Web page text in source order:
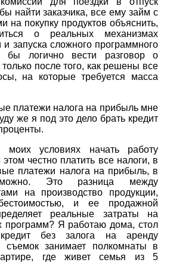
найти заказчика, все ему займ с
на покупку продуктов объяснить,
о реальных механизмах
и запуска сложного программного
бы логично вести разговор о
после того, как решены все
на которые требуется масса
платежи налога на прибыль мне
же я под это дело брать кредит
моих условиях начать работу
честно платить все налоги, в
платежи налога на прибыль, в
Это разница между
на производство продукции,
и ее продажной
реальные затраты на
программ? Я работаю дома, стол
без залога на аренду
съемок занимает полкомнаты в
где живет семья из 5